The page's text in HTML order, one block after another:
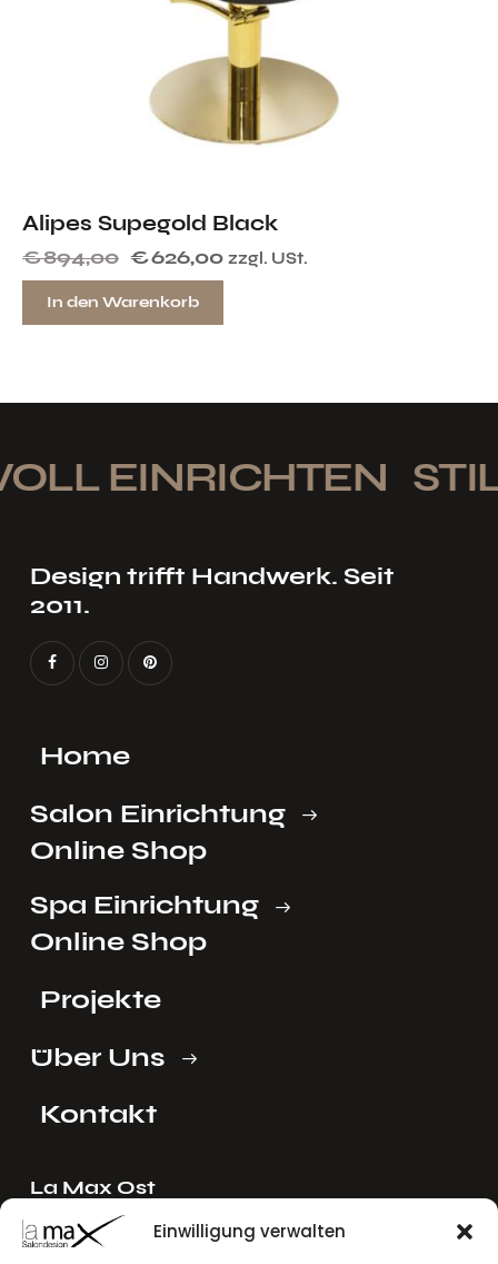
Einwilligung verwalten
Alipes Supegold Black
€894,00 €626,00 zzgl. USt.
In den Warenkorb
EINRICHTEN
Design trifft Handwerk. Seit
2011.
Home
Salon Einrichtung
Online Shop
Spa Einrichtung
Online Shop
Projekte
Über Uns
Kontakt
La Max Ost
Ing. Reinhard Mayer e.U.
Stadlgasse 4